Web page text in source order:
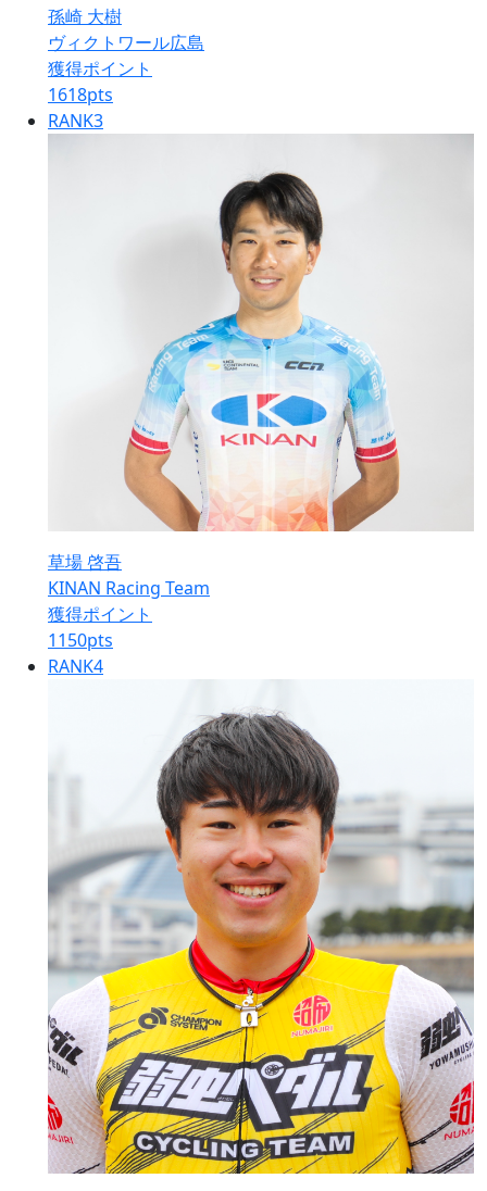
孫崎 大樹
ヴィクトワール広島
獲得ポイント
1618pts
RANK3
草場 啓吾
KINAN Racing Team
獲得ポイント
1150pts
RANK4